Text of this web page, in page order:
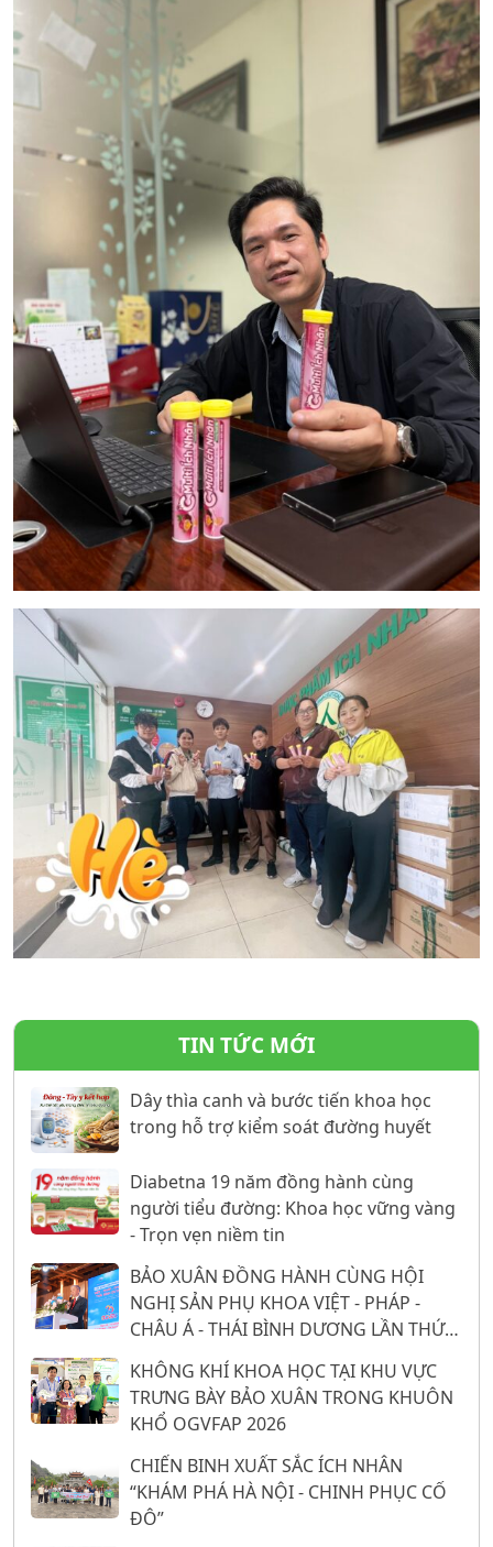
TIN TỨC MỚI
Dây thìa canh và bước tiến khoa học
trong hỗ trợ kiểm soát đường huyết
Diabetna 19 năm đồng hành cùng
người tiểu đường: Khoa học vững vàng
- Trọn vẹn niềm tin
BẢO XUÂN ĐỒNG HÀNH CÙNG HỘI
NGHỊ SẢN PHỤ KHOA VIỆT - PHÁP -
CHÂU Á - THÁI BÌNH DƯƠNG LẦN THỨ
26: 16 NĂM KHẲNG ĐỊNH VỊ THẾ TỪ
NỀN TẢNG KHOA HỌC
KHÔNG KHÍ KHOA HỌC TẠI KHU VỰC
TRƯNG BÀY BẢO XUÂN TRONG KHUÔN
KHỔ OGVFAP 2026
CHIẾN BINH XUẤT SẮC ÍCH NHÂN
“KHÁM PHÁ HÀ NỘI - CHINH PHỤC CỐ
ĐÔ”